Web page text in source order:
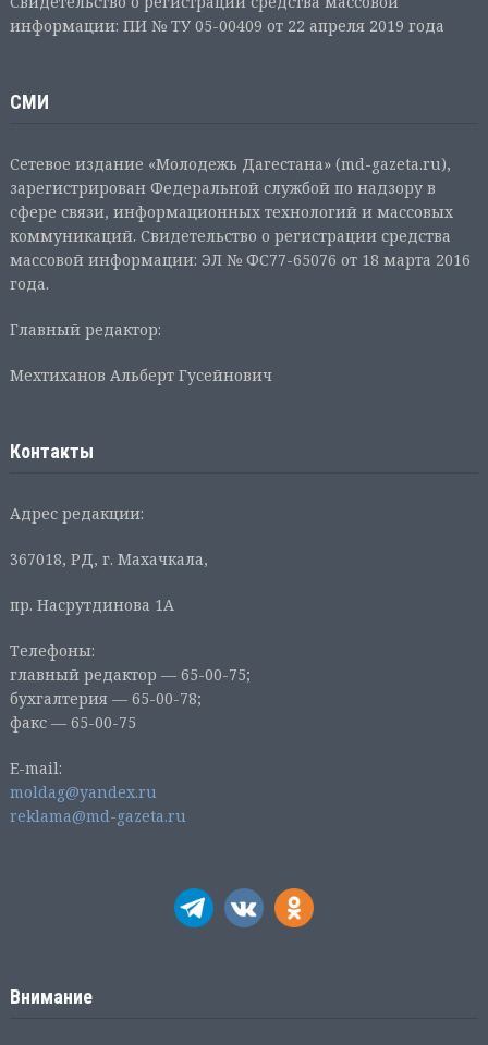
информации: ПИ № ТУ 05-00409 от 22 апреля 2019 года
СМИ
Сетевое издание «Молодежь Дагестана» (md-gazeta.ru),
зарегистрирован Федеральной службой по надзору в
сфере связи, информационных технологий и массовых
коммуникаций. Свидетельство о регистрации средства
массовой информации: ЭЛ № ФС77-65076 от 18 марта 2016
года.
Главный редактор:
Мехтиханов Альберт Гусейнович
Контакты
Адрес редакции:
367018, РД, г. Махачкала,
пр. Насрутдинова 1А
Телефоны:
главный редактор — 65-00-75;
бухгалтерия — 65-00-78;
факс — 65-00-75
E-mail:
moldag@yandex.ru
reklama@md-gazeta.ru
Внимание